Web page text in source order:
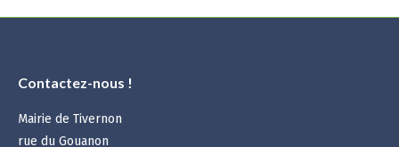
Contactez-nous !
Mairie de Tivernon
rue du Gouanon